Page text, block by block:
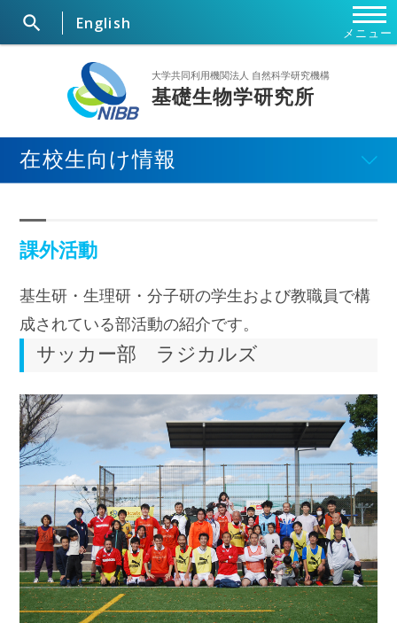
メニュー
研究所概要
ニュース
研究部門・施設
大学院
共同利用研究
国際連携
人材募集
交通案内
English

大学共同利用機関法人 自然科学研究機構
基礎生物学研究所
在校生向け情報
課外活動
基生研・生理研・分子研の学生および教職員で構
成されている部活動の紹介です。
サッカー部 ラジカルズ